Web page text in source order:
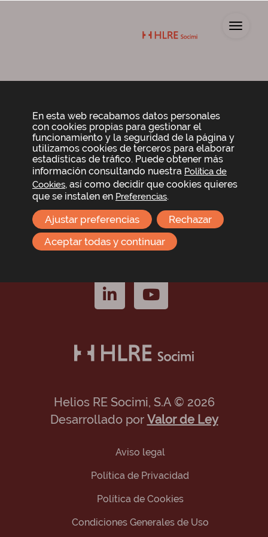
convocatoria
Convocatoria y orden del día
Helios RE Socimi, S.A
C/ María de Molina 39, 10ª Planta (Madrid)
+34 91 436 04 37
Helios RE Socimi, S.A © 2026
Desarrollado por Valor de Ley
Aviso legal
Política de Privacidad
Política de Cookies
Condiciones Generales de Uso
En esta web recabamos datos personales
con cookies propias para gestionar el
funcionamiento y la seguridad de la página y
utilizamos cookies de terceros para elaborar
estadísticas de tráfico. Puede obtener más
información consultando nuestra Política de
Cookies, así como decidir que cookies quieres
que se instalen en Preferencias.
Aceptar todas y continuar
Rechazar
Ajustar preferencias